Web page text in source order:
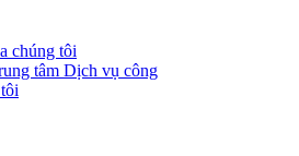
chúng tôi
tâm Dịch vụ công